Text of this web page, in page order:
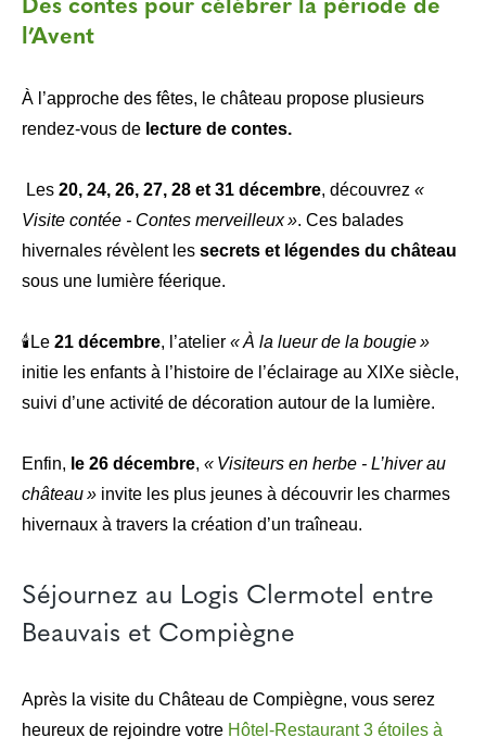
Des contes pour célébrer la période de
l’Avent
À l’approche des fêtes, le château propose plusieurs
rendez-vous de lecture de contes.
Les 20, 24, 26, 27, 28 et 31 décembre, découvrez «
Visite contée - Contes merveilleux ». Ces balades
hivernales révèlent les secrets et légendes du château
sous une lumière féerique.
🕯️Le 21 décembre, l’atelier « À la lueur de la bougie »
initie les enfants à l’histoire de l’éclairage au XIXe siècle,
suivi d’une activité de décoration autour de la lumière.
Enfin, le 26 décembre, « Visiteurs en herbe - L’hiver au
château » invite les plus jeunes à découvrir les charmes
hivernaux à travers la création d’un traîneau.
Séjournez au Logis Clermotel entre
Beauvais et Compiègne
Après la visite du Château de Compiègne, vous serez
heureux de rejoindre votre Hôtel-Restaurant 3 étoiles à